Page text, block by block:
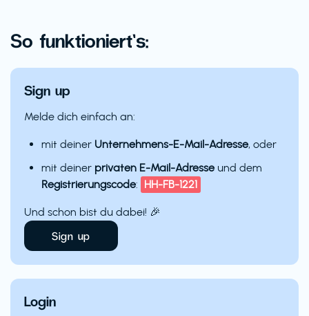
So funktioniert’s:
Sign up
Melde dich einfach an:
mit deiner Unternehmens-E-Mail-Adresse, oder
mit deiner privaten E-Mail-Adresse und dem
Registrierungscode: HH-FB-1221
Und schon bist du dabei! 🎉
Sign up
Login